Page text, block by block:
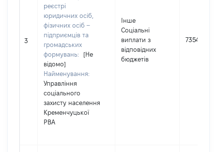
3
реєстрі
юридичних осіб,
фізичних осіб –
підприємців та
громадських
формувань:
[Не
відомо]
Найменування:
Управління
соціального
захисту населення
Кременчуцької
РВА
Інше
Соціальні
виплати з
відповідних
бюджетів
7354